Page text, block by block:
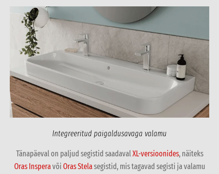
Integreeritud paigaldusavaga valamu
Tänapäeval on paljud segistid saadavalXL-versioonides, näiteks
Oras Insperavõi Oras Stelasegistid, mis tagavad segisti ja valamu